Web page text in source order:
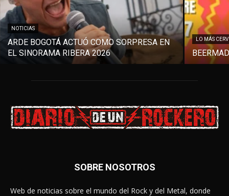
NOTICIAS
ARDE BOGOTÁ ACTUÓ COMO SORPRESA EN
EL SINORAMA RIBERA 2026
LO MÁS
SOBRE NOSOTROS
Web de noticias sobre el mundo del Rock y del Metal, donde